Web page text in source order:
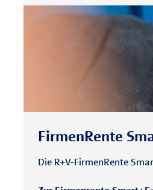
FirmenRente
Die R+V-FirmenRente